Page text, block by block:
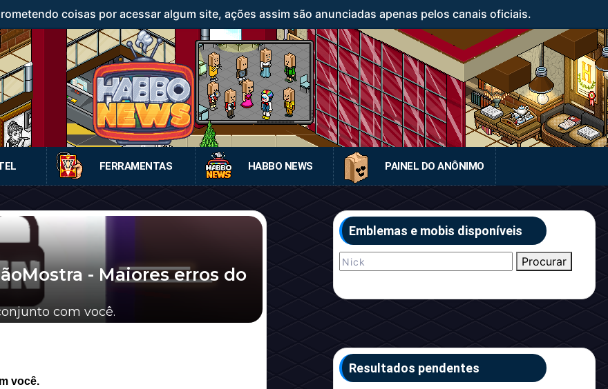
coisas por acessar algum site, ações assim são anunciadas apenas pelos canais oficiais.
FERRAMENTAS HABBO NEWS PAINEL DO ANÔNIMO
- Maiores erros do
com você.
você.
Emblemas e mobis disponíveis
Procurar
Resultados pendentes